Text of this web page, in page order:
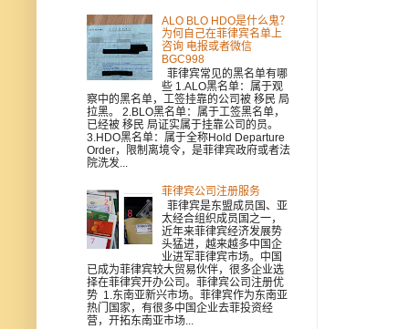
ALO BLO HDO是什么鬼？
为何自己在菲律宾名单上
咨询 电报或者微信
BGC998
菲律宾常见的黑名单有哪
些 1.ALO黑名单：属于观
察中的黑名单，工签挂靠的公司被 移民 局
拉黑。 2.BLO黑名单：属于工签黑名单，
已经被 移民 局证实属于挂靠公司的员。
3.HDO黑名单：属于全称Hold Departure
Order，限制离境令，是菲律宾政府或者法
院洗发...
菲律宾公司注册服务
菲律宾是东盟成员国、亚
太经合组织成员国之一，
近年来菲律宾经济发展势
头猛进，越来越多中国企
业进军菲律宾市场。中国
已成为菲律宾较大贸易伙伴，很多企业选
择在菲律宾开办公司。菲律宾公司注册优
势 1.东南亚新兴市场。菲律宾作为东南亚
热门国家，有很多中国企业去菲投资经
营，开拓东南亚市场...